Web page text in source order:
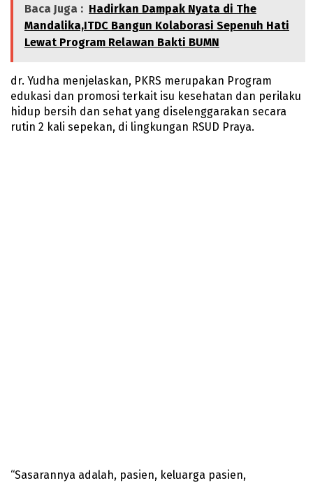
Baca Juga : Hadirkan Dampak Nyata di The
Mandalika,ITDC Bangun Kolaborasi Sepenuh Hati
Lewat Program Relawan Bakti BUMN
dr. Yudha menjelaskan, PKRS merupakan Program
edukasi dan promosi terkait isu kesehatan dan perilaku
hidup bersih dan sehat yang diselenggarakan secara
rutin 2 kali sepekan, di lingkungan RSUD Praya.
“Sasarannya adalah, pasien, keluarga pasien,